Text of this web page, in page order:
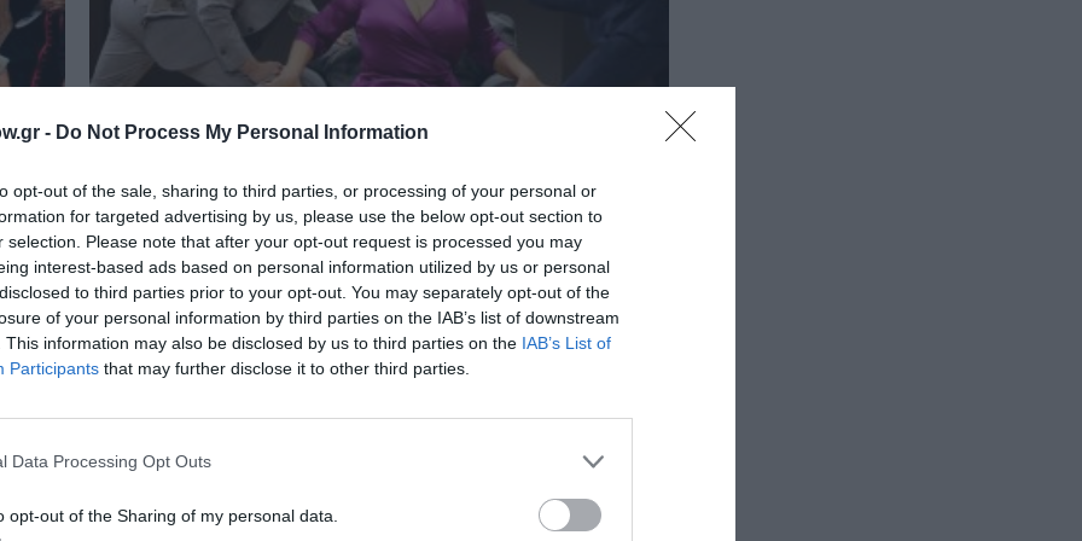
- Do Not Process My Personal Information
opt-out of the sale, sharing to third parties, or processing of your personal or
for targeted advertising by us, please use the below opt-out section to
selection. Please note that after your opt-out request is processed you may
interest-based ads based on personal information utilized by us or personal
to third parties prior to your opt-out. You may separately opt-out of the
of your personal information by third parties on the IAB’s list of downstream
This information may also be disclosed by us to third parties on the IAB’s List of
Participants that may further disclose it to other third parties.
Data Processing Opt Outs
opt-out of the Sharing of my personal data.
ΘΕΑΤΡΟ - ΧΟΡΟΣ / ΚΡΙΤΙΚΕΣ - REVIEWS
«Πουλιά στον αέρα»: Η γοητεία της
ευχάριστη, ευρηματική, ευφυής κωμωδία, με...
ΘΕΑΤΡΟ - ΧΟΡΟΣ / ΝΕΑ